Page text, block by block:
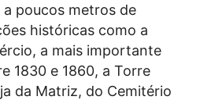
a poucos metros de
históricas como a
a mais importante
1830 e 1860, a Torre
da Matriz, do Cemitério